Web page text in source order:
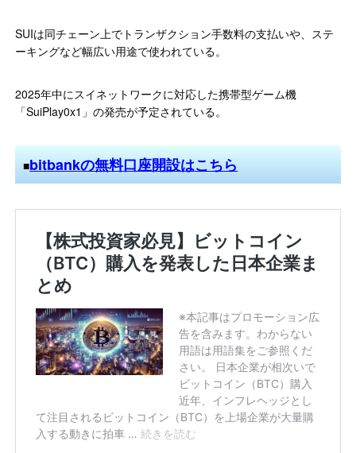
SUIは同チェーン上でトランザクション手数料の支払いや、ステ
ーキングなど幅広い用途で使われている。
2025年中にスイネットワークに対応した携帯型ゲーム機
「SuiPlay0x1」の発売が予定されている。
■bitbankの無料口座開設はこちら